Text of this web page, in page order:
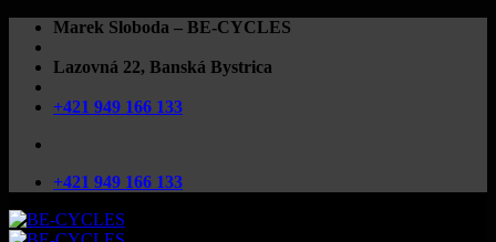
Preskočiť
obsah
Marek Sloboda – BE-CYCLES
Lazovná 22, Banská Bystrica
+421 949 166 133
+421 949 166 133